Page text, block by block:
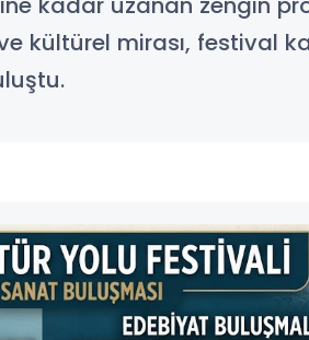
kültürel mirası, festival